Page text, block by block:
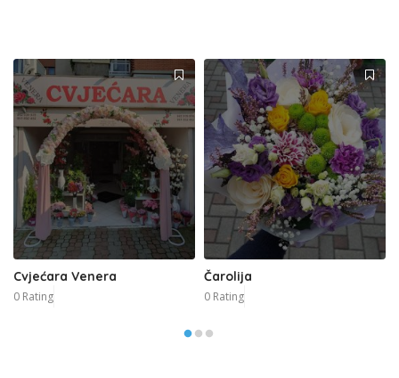
Cvjećara Venera
0 Rating
Čarolija
0 Rating